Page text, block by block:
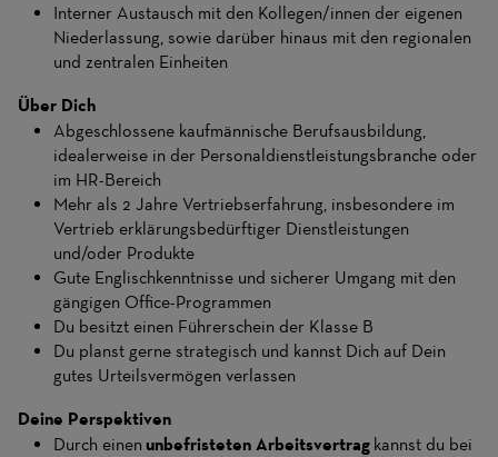
Interner Austausch mit den Kollegen/innen der eigenen
Niederlassung, sowie darüber hinaus mit den regionalen
und zentralen Einheiten
Über Dich
Abgeschlossene kaufmännische Berufsausbildung,
idealerweise in der Personaldienstleistungsbranche oder
im HR-Bereich
Mehr als 2 Jahre Vertriebserfahrung, insbesondere im
Vertrieb erklärungsbedürftiger Dienstleistungen
und/oder Produkte
Gute Englischkenntnisse und sicherer Umgang mit den
gängigen Office-Programmen
Du besitzt einen Führerschein der Klasse B
Du planst gerne strategisch und kannst Dich auf Dein
gutes Urteilsvermögen verlassen
Deine Perspektiven
Durch einen unbefristeten Arbeitsvertrag kannst du bei